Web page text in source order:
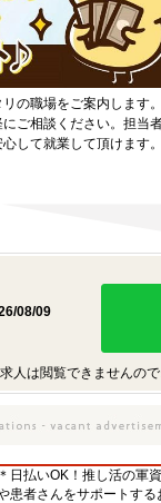
の職場をご案内します
ご相談ください。担当
して就業して頂けます。
08/09
人は閲覧できませんの
日払いOK！推し活の軍
患者さんをサポートする